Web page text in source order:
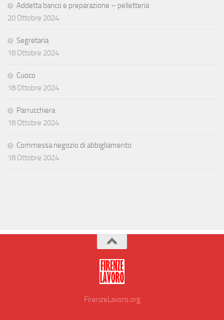
Addetta banco e preparazione – pelletteria
20 Ottobre 2024
Segretaria
18 Ottobre 2024
Cuoco
18 Ottobre 2024
Parrucchiera
18 Ottobre 2024
Commessa negozio di abbigliamento
18 Ottobre 2024
FirenzeLavoro.org